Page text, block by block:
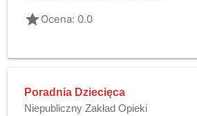
gradeOcena: 0.0
Poradnia Dziecięca
Niepubliczny Zakład Opieki